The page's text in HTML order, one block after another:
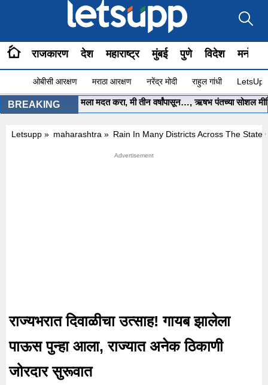
राजकारण देश महाराष्ट्र मुंबई पुणे विदेश
ओबीसी आरक्षण मराठा आरक्षण नरेंद्र मोदी राहुल गांधी
BREAKING
मुख्यमंत्री साहेब.. मला मदत करा, मी तीन वर्षांपासून…, ऋषभ पंतच्या सोशल
Letsupp » maharashtra » Rain In Many Districts Across The State
राज्यभरात दिवाळीचा उत्साह! गायब झालेला
पाऊस पुन्हा आला, राज्यात अनेक ठिकाणी
जोरदार सुरूवात